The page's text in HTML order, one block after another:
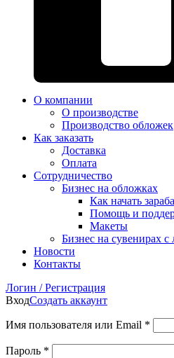
О компании
О производстве
Производство обложек
Как заказать
Доставка
Оплата
Сотрудничество
Бизнес на обложках
Как начать
Помощь и
Макеты
Бизнес на сувенирах с
Новости
Контакты
Логин / Регистрация
ВходСоздать аккаунт
Имя пользователя или Email *
Пароль *